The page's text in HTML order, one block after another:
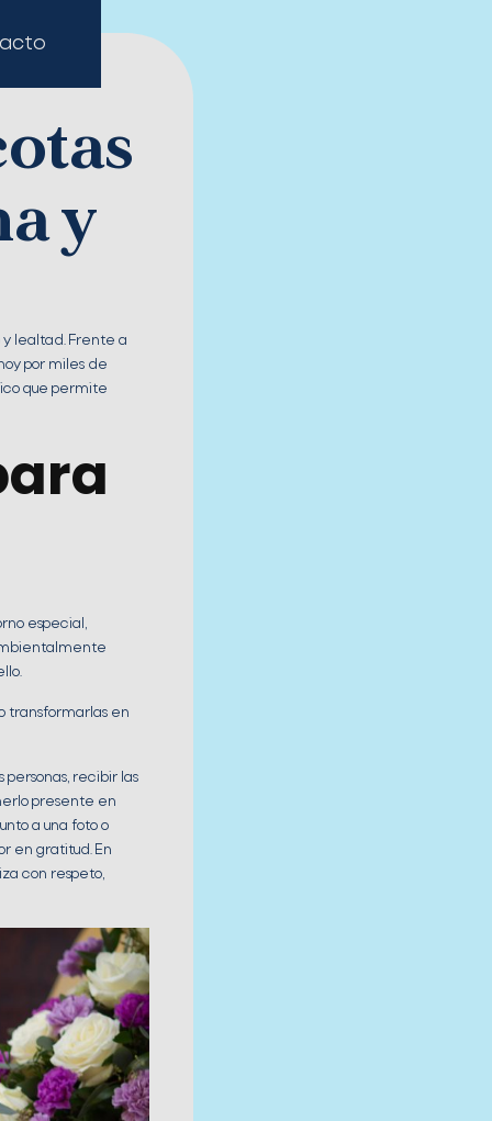
y
lealtad. Frente a
por miles de
que permite
especial,
transformarlas en
personas, recibir las
presente en
a una foto o
en gratitud. En
con respeto,